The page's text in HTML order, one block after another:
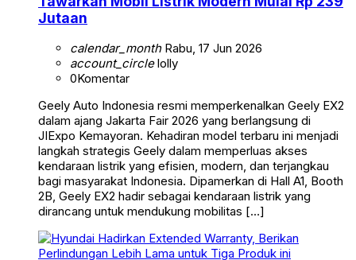
Jutaan
calendar_monthRabu, 17 Jun 2026
account_circlelolly
0Komentar
Geely Auto Indonesia resmi memperkenalkan Geely EX2
dalam ajang Jakarta Fair 2026 yang berlangsung di
JIExpo Kemayoran. Kehadiran model terbaru ini menjadi
langkah strategis Geely dalam memperluas akses
kendaraan listrik yang efisien, modern, dan terjangkau
bagi masyarakat Indonesia. Dipamerkan di Hall A1, Booth
2B, Geely EX2 hadir sebagai kendaraan listrik yang
dirancang untuk mendukung mobilitas […]